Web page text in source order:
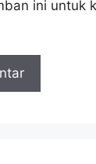
ini untuk